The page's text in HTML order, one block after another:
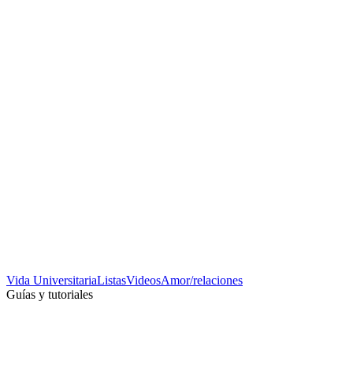
Vida UniversitariaListasVideosAmor/relaciones
Guías y tutoriales